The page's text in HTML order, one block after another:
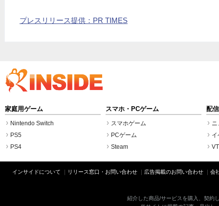
プレスリリース提供：PR TIMES
家庭用ゲーム
Nintendo Switch
PS5
PS4
スマホ・PCゲーム
スマホゲーム
PCゲーム
Steam
配
ニ
イ
インサイドについて リリース窓口・お問い合わせ 広告掲載のお問い合わせ 会
紹介した商品/サービスを購入、契約